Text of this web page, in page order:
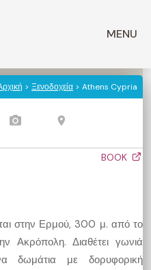
MENU
> Ξενοδοχεία > Athens Cypria
BOOK
στην Ερμού, 300 μ. από το
Ακρόπολη. Διαθέτει γωνιά
δωμάτια με δορυφορική